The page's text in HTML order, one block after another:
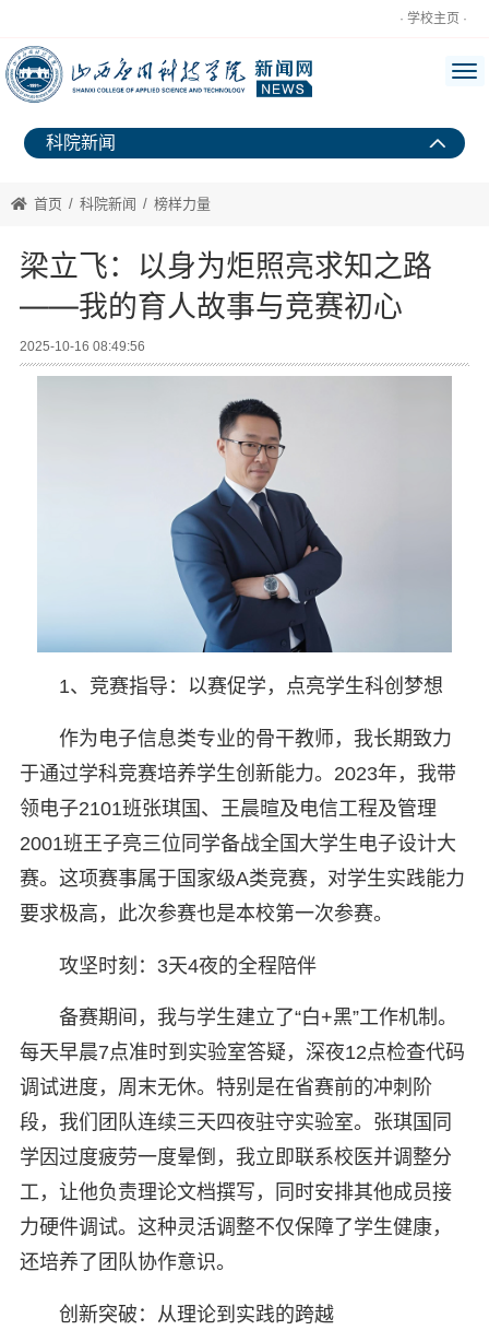
· 学校主页 ·
科院新闻
首页 / 科院新闻 / 榜样力量
梁立飞：以身为炬照亮求知之路
——我的育人故事与竞赛初心
2025-10-16 08:49:56
1、竞赛指导：以赛促学，点亮学生科创梦想
作为电子信息类专业的骨干教师，我长期致力
于通过学科竞赛培养学生创新能力。2023年，我带
领电子2101班张琪国、王晨暄及电信工程及管理
2001班王子亮三位同学备战全国大学生电子设计大
赛。这项赛事属于国家级A类竞赛，对学生实践能力
要求极高，此次参赛也是本校第一次参赛。
攻坚时刻：3天4夜的全程陪伴
备赛期间，我与学生建立了“白+黑”工作机制。
每天早晨7点准时到实验室答疑，深夜12点检查代码
调试进度，周末无休。特别是在省赛前的冲刺阶
段，我们团队连续三天四夜驻守实验室。张琪国同
学因过度疲劳一度晕倒，我立即联系校医并调整分
工，让他负责理论文档撰写，同时安排其他成员接
力硬件调试。这种灵活调整不仅保障了学生健康，
还培养了团队协作意识。
创新突破：从理论到实践的跨越